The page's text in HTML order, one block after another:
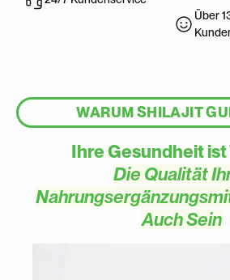
Über
WARUM SHILAJIT
Ihre Gesundheit
Die Qualität
Auch Sein